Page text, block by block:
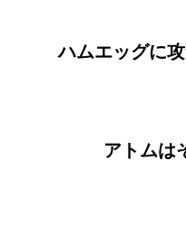
ハムエッグに
アトムは